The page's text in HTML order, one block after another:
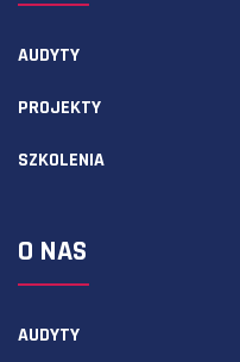
AUDYTY
PROJEKTY
SZKOLENIA
O NAS
AUDYTY